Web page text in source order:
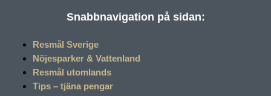
Snabbnavigation på sidan:
Resmål Sverige
Nöjesparker & Vattenland
Resmål utomlands
Tips – tjäna pengar